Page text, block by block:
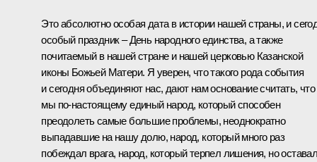
Это абсолютно особая дата в истории нашей страны, и
особый праздник – День народного единства, а также
почитаемый в нашей стране и нашей церковью Казанской
иконы Божьей Матери. Я уверен, что такого рода события
и сегодня объединяют нас, дают нам основание считать, что
мы по‑настоящему единый народ, который способен
преодолеть самые большие проблемы, неоднократно
выпадавшие на нашу долю, народ, который много раз
побеждал врага, народ, который терпел лишения, но